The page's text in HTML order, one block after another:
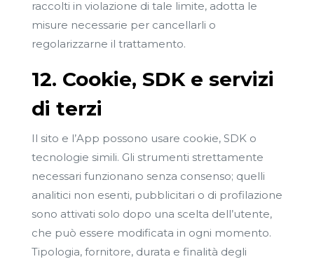
raccolti in violazione di tale limite, adotta le
misure necessarie per cancellarli o
regolarizzarne il trattamento.
12. Cookie, SDK e servizi
di terzi
Il sito e l’App possono usare cookie, SDK o
tecnologie simili. Gli strumenti strettamente
necessari funzionano senza consenso; quelli
analitici non esenti, pubblicitari o di profilazione
sono attivati solo dopo una scelta dell’utente,
che può essere modificata in ogni momento.
Tipologia, fornitore, durata e finalità degli